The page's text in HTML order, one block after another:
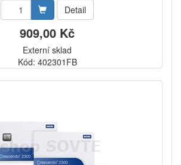
Detail
909,00 Kč
Externí sklad
Kód: 402301FB